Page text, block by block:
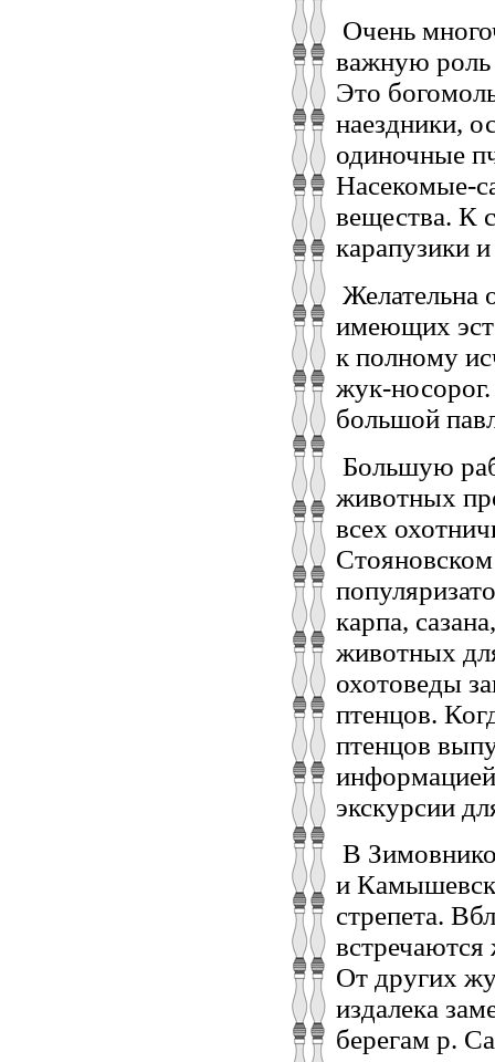
Очень
важную роль
Это
наездники,
одиночные
Насекомые-
вещества. К
карапузики
Желательна
имеющих
к полному
жук-
большой
Большую
животных
всех
Стояновском
карпа,
животных
охотоведы
птенцов.
птенцов
экскурсии
В
и
стрепета.
От других
издалека
берегам р.